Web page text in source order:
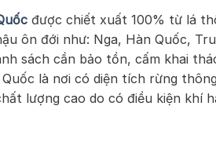
được chiết xuất 100% từ lá
ôn đới như: Nga, Hàn Quốc,
sách cần bảo tồn, cấm khai
là nơi có diện tích rừng
lượng cao do có điều kiện khí